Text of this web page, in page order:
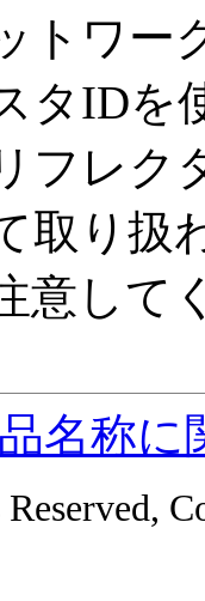
トワー
タIDを
フレク
取り扱
意して
名称に